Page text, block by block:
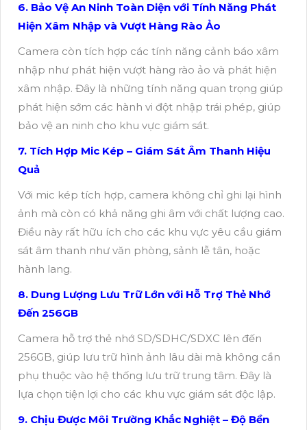
6. Bảo Vệ An Ninh Toàn Diện với Tính Năng Phát
Hiện Xâm Nhập và Vượt Hàng Rào Ảo
Camera còn tích hợp các tính năng cảnh báo xâm
nhập như phát hiện vượt hàng rào ảo và phát hiện
xâm nhập. Đây là những tính năng quan trọng giúp
phát hiện sớm các hành vi đột nhập trái phép, giúp
bảo vệ an ninh cho khu vực giám sát.
7. Tích Hợp Mic Kép – Giám Sát Âm Thanh Hiệu
Quả
Với mic kép tích hợp, camera không chỉ ghi lại hình
ảnh mà còn có khả năng ghi âm với chất lượng cao.
Điều này rất hữu ích cho các khu vực yêu cầu giám
sát âm thanh như văn phòng, sảnh lễ tân, hoặc
hành lang.
8. Dung Lượng Lưu Trữ Lớn với Hỗ Trợ Thẻ Nhớ
Đến 256GB
Camera hỗ trợ thẻ nhớ SD/SDHC/SDXC lên đến
256GB, giúp lưu trữ hình ảnh lâu dài mà không cần
phụ thuộc vào hệ thống lưu trữ trung tâm. Đây là
lựa chọn tiện lợi cho các khu vực giám sát độc lập.
9. Chịu Được Môi Trường Khắc Nghiệt – Độ Bền